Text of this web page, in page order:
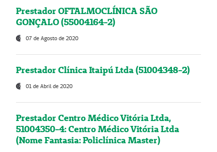
Prestador OFTALMOCLÍNICA SÃO
GONÇALO (55004164-2)
07 de Agosto de 2020
Prestador Clínica Itaipú Ltda (51004348-2)
01 de Abril de 2020
Prestador Centro Médico Vitória Ltda,
51004350-4: Centro Médico Vitória Ltda
(Nome Fantasia: Policlínica Master)